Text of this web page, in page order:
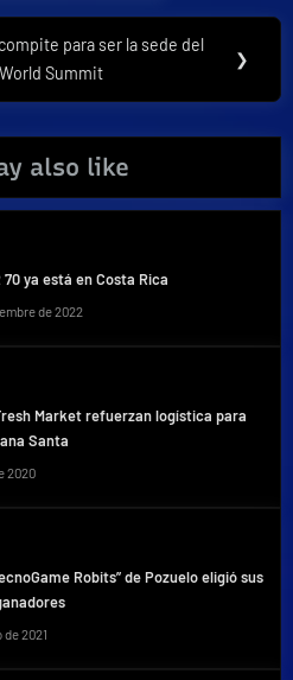
para ser la sede del
Summit
❯
also like
70 ya está en Costa Rica
de 2022
Market refuerzan logística para
Santa
2020
Robits” de Pozuelo eligió sus
de 2021